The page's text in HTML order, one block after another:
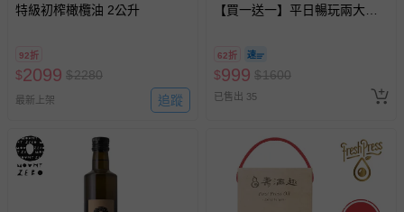
特級初榨橄欖油 2公升
92折
$2099 $2280
最新上架 追蹤
【買一送一】平日暢玩兩大一
2026/10/16 正券逾期視同現金
券使用
62折
$999 $1600
已售出 35